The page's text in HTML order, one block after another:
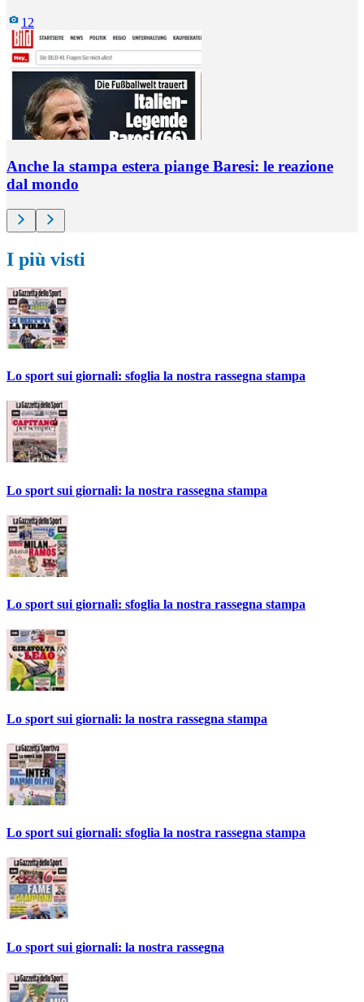
12
Anche la stampa estera piange Baresi: le reazione
dal mondo
I più visti
Lo sport sui giornali: sfoglia la nostra rassegna stampa
Lo sport sui giornali: la nostra rassegna stampa
Lo sport sui giornali: sfoglia la nostra rassegna stampa
Lo sport sui giornali: la nostra rassegna stampa
Lo sport sui giornali: sfoglia la nostra rassegna stampa
Lo sport sui giornali: la nostra rassegna